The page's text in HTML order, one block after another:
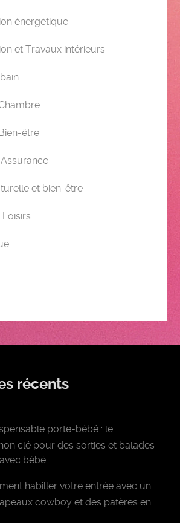
énergétique
et Travaux intérieurs
être
et bien-être
récents
porte-bébé : le
clé pour des sorties et balades
bébé
habiller votre entrée avec un
cowboy et des patères en